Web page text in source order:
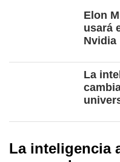
Elon
usará
Nvidia
La
La inteligencia